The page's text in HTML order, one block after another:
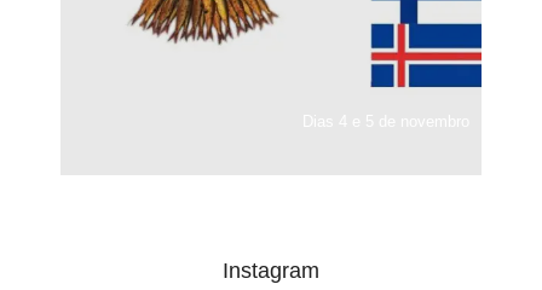
Instagram